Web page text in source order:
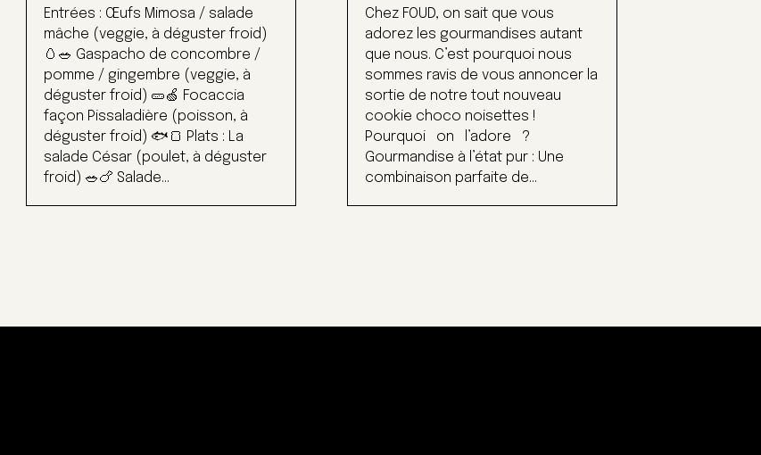
Entrées : Œufs Mimosa / salade
mâche (veggie, à déguster froid)
🥚🥗 Gaspacho de concombre /
pomme / gingembre (veggie, à
déguster froid) 🥒🍏 Focaccia
façon Pissaladière (poisson, à
déguster froid) 🐟🍞 Plats : La
salade César (poulet, à déguster
froid) 🥗🍗 Salade...
Chez FOUD, on sait que vous
adorez les gourmandises autant
que nous. C’est pourquoi nous
sommes ravis de vous annoncer la
sortie de notre tout nouveau
cookie choco noisettes !
Pourquoi on l’adore ?
Gourmandise à l’état pur : Une
combinaison parfaite de...